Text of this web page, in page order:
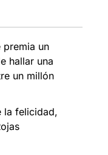
premia un
hallar una
un millón
la felicidad,